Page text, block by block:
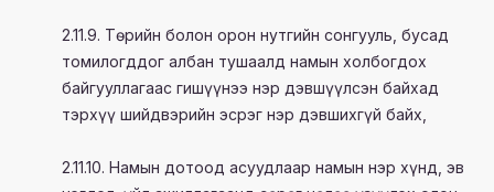
2.11.9. Төрийн болон орон нутгийн сонгууль, бусад
томилогддог албан тушаалд намын холбогдох
байгууллагаас гишүүнээ нэр дэвшүүлсэн байхад
тэрхүү шийдвэрийн эсрэг нэр дэвшихгүй байх,
2.11.10. Намын дотоод асуудлаар намын нэр хүнд, эв